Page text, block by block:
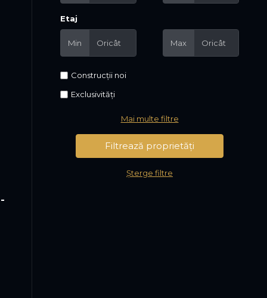
Etaj
Min Max
Construcții noi
Exclusivități
Mai multe filtre
Șterge filtre